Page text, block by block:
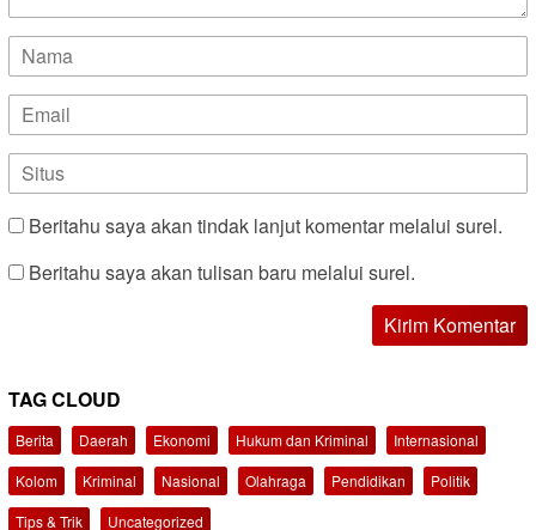
Beritahu saya akan tindak lanjut komentar melalui surel.
Beritahu saya akan tulisan baru melalui surel.
TAG CLOUD
Berita Daerah Ekonomi Hukum dan Kriminal
Internasional
Kolom
Kriminal Nasional Olahraga Pendidikan
Politik
Tips & Trik
Uncategorized